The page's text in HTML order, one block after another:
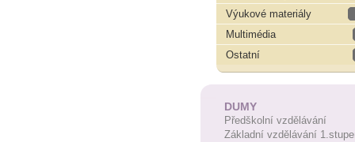
Výukové materiály
Multimédia
Ostatní
DUMY
Předškolní vzdělávání
Základní vzdělávání